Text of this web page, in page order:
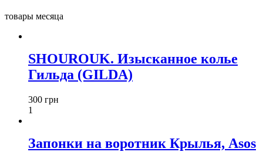
товары месяца
SHOUROUK. Изысканное колье
Гильда (GILDA)
300 грн
1
Запонки на воротник Крылья, Asos